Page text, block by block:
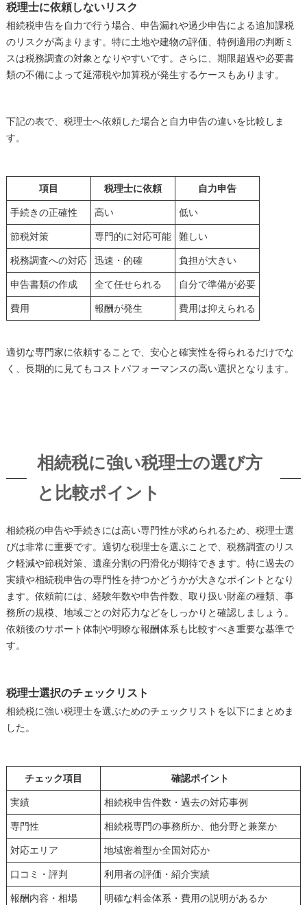
税理士に依頼しないリスク
相続税申告を自力で行う場合、申告漏れや過少申告による追加課税
のリスクが高まります。特に土地や建物の評価、特例適用の判断ミ
スは税務調査の対象となりやすいです。さらに、期限超過や必要書
類の不備によって延滞税や加算税が発生するケースもあります。
下記の表で、税理士へ依頼した場合と自力申告の違いを比較しま
す。
項目 税理士に依頼
自力申告
手続きの正確性
高い
低い
節税対策
専門的に対応可能 難しい
税務調査への対応 迅速・的確
負担が大きい
申告書類の作成
全て任せられる
自分で準備が必要
費用
報酬が発生 費用は抑えられる
適切な専門家に依頼することで、安心と確実性を得られるだけでな
く、長期的に見てもコストパフォーマンスの高い選択となります。
相続税に強い税理士の選び方
と比較ポイント
相続税の申告や手続きには高い専門性が求められるため、税理士選
びは非常に重要です。適切な税理士を選ぶことで、税務調査のリス
ク軽減や節税対策、遺産分割の円滑化が期待できます。特に過去の
実績や相続税申告の専門性を持つかどうかが大きなポイントとなり
ます。依頼前には、経験年数や申告件数、取り扱い財産の種類、事
務所の規模、地域ごとの対応力などをしっかりと確認しましょう。
依頼後のサポート体制や明瞭な報酬体系も比較すべき重要な基準で
す。
税理士選択のチェックリスト
相続税に強い税理士を選ぶためのチェックリストを以下にまとめま
した。
チェック項目
確認ポイント
実績
相続税申告件数・過去の対応事例
専門性
相続税専門の事務所か、他分野と兼業か
対応エリア
地域密着型か全国対応か
口コミ・評判
利用者の評価・紹介実績
報酬内容・相場
明確な料金体系・費用の説明があるか